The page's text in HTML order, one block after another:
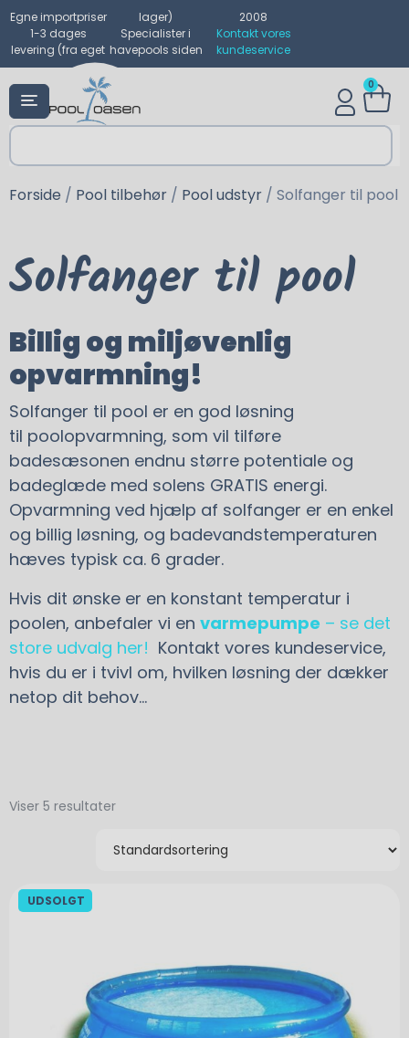
Egne importpriser
1-3 dages
levering (fra eget
lager)
Specialister i
havepools siden
2008
Kontakt vores
kundeservice
0
Forside / Pool tilbehør / Pool udstyr / Solfanger til pool
Solfanger til pool
Billig og miljøvenlig
opvarmning!
Solfanger til pool er en god løsning
til poolopvarmning, som vil tilføre
badesæsonen endnu større potentiale og
badeglæde med solens GRATIS energi.
Opvarmning ved hjælp af solfanger er en enkel
og billig løsning, og badevandstemperaturen
hæves typisk ca. 6 grader.
Hvis dit ønske er en konstant temperatur i
poolen, anbefaler vi en varmepumpe – se det
store udvalg her! Kontakt vores kundeservice,
hvis du er i tvivl om, hvilken løsning der dækker
netop dit behov…
Viser 5 resultater
UDSOLGT